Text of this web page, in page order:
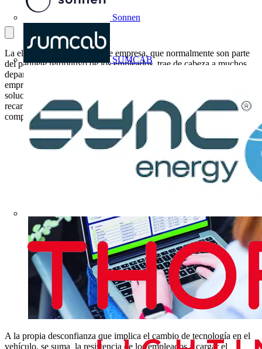
Sonnen
SUMCAB
La electrificación de flotas de empresa, que normalmente son parte
del paquete retributivo de los empleados, trae de cabeza a muchos
departamentos de recursos humanos y gestores de flotas en las
empresas. ¿Por qué? El problema principal reside en la falta de una
solución clara y sencilla para que las empresas controlen estas
recargas que se realizan en casa de los empleados, y para
compensarles por la energía consumida en su propio domicilio.
A la propia desconfianza que implica el cambio de tecnología en el
vehículo, se suma la resistencia de los empleados a cargar el